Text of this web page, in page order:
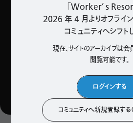
「Worker’ s Resort
2026 年 4 月よりオフライ
コミュニティへシフト
現在、サイトのアーカイブは
閲覧可能です。
ログインする
コミュニティへ新規登録する
オフィスマネジメントに「主体性」を。『「主
体性」はなぜ伝わらないのか』の著者が
語る、総務がもっと面白くなる第一歩
リクルーティング